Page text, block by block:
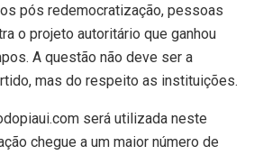
pós redemocratização, pessoas
o projeto autoritário que ganhou
A questão não deve ser a
mas do respeito as instituições.
será utilizada neste
chegue a um maior número de